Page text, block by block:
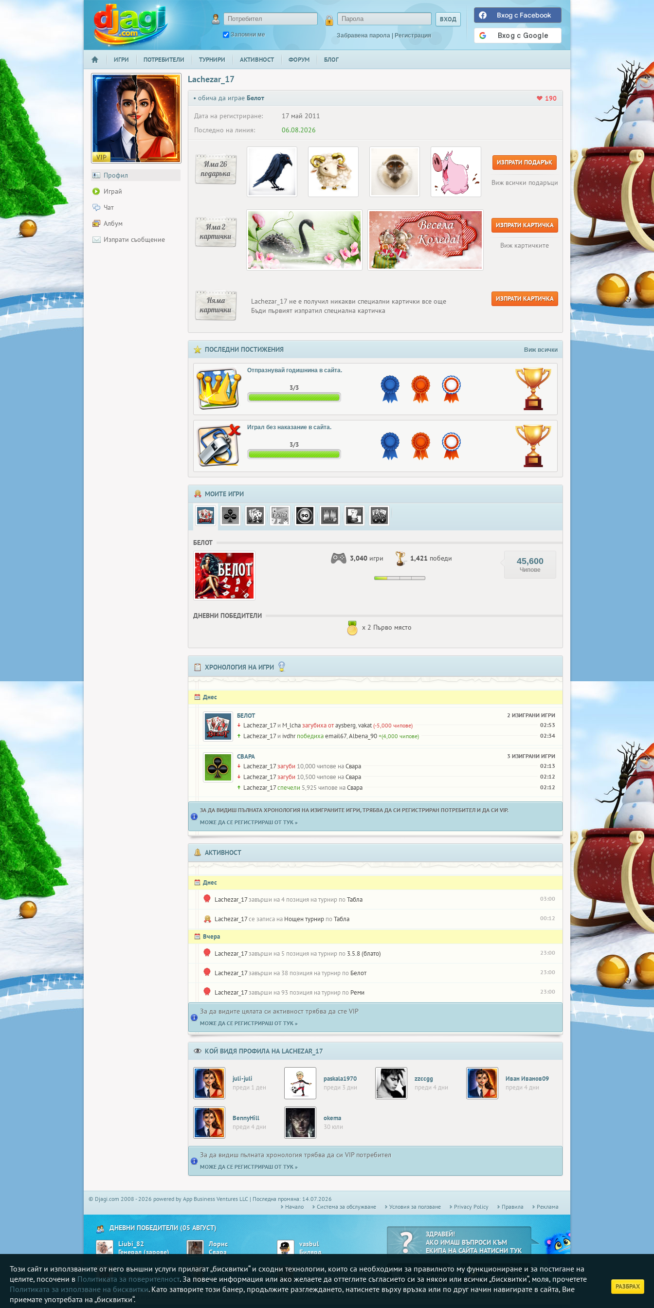
djagi.com
Запомни ме Забравена парола | Регистрация
Вход с Facebook
НАЧАЛО
ИГРИ ПОТРЕБИТЕЛИ ТУРНИРИ АКТИВНОСТ ФОРУМ БЛОГ
Профил
Играй
Чат
Албум
Изпрати съобщение
Lachezar_17
• обича да играе Белот
190
Дата на регистриране:
17 май 2011
Последно на линия:
06.08.2026
Има 26
подаръка
ИЗПРАТИ ПОДАРЪК
Виж всички подаръци
Има 2
картички
ИЗПРАТИ КАРТИЧКА
Виж картичките
Няма
картички
Lachezar_17 не е получил никакви специални картички все още
Бъди първият изпратил специална картичка
ИЗПРАТИ КАРТИЧКА
ПОСЛЕДНИ ПОСТИЖЕНИЯ Виж всички
Отпразнувай годишнина в сайта.
3/3
Играл без наказание в сайта.
3/3
МОИТЕ ИГРИ
БЕЛОТ
3,040 игри 1,421 победи 45,600
Чипове
ДНЕВНИ ПОБЕДИТЕЛИ
x 2 Първо място
ХРОНОЛОГИЯ НА ИГРИ
Днес
БЕЛОТ 2 ИЗИГРАНИ ИГРИ
Lachezar_17и M_lchaзагубиха отaysberg,vakat (-5,000 чипове) 02:53
Lachezar_17и ivdhr победихаemail67,Albena_90 +(4,000 чипове) 02:34
СВАРА 3 ИЗИГРАНИ ИГРИ
Lachezar_17загуби 10,000 чипове наСвара 02:13
Lachezar_17загуби 10,500 чипове наСвара 02:12
Lachezar_17спечели 5,925 чипове наСвара 02:12
ЗА ДА ВИДИШ ПЪЛНАТА ХРОНОЛОГИЯ НА ИЗИГРАНИТЕ ИГРИ, ТРЯБВА ДА СИ РЕГИСТРИРАН ПОТРЕБИТЕЛ И ДА СИ VIP.
МОЖЕ ДА СЕ РЕГИСТРИРАШ ОТ ТУК »
АКТИВНОСТ
Днес
Lachezar_17завърши на 4 позиция на турнир поТабла 03:00
Lachezar_17се записа на Нощен турнир поТабла 00:12
Вчера
Lachezar_17завърши на 5 позиция на турнир по 3.5.8 (блато) 23:00
Lachezar_17завърши на 38 позиция на турнир по Белот 23:00
Lachezar_17завърши на 93 позиция на турнир по Реми 23:00
За да видите цялата си активност трябва да сте VIP
МОЖЕ ДА СЕ РЕГИСТРИРАШ ОТ ТУК »
КОЙ ВИДЯ ПРОФИЛА НА LACHEZAR_17
juli-juli
преди 1 ден
paskala1970
преди 3 дни
zzccgg
преди 4 дни
Иван Иванов09
преди 4 дни
BennyHill
преди 4 дни
okema
30 юли
За да видиш пълната хронология трябва да си VIP потребител
МОЖЕ ДА СЕ РЕГИСТРИРАШ ОТ ТУК »
Този сайт и използваните от него външни услуги прилагат „бисквитки“ и сходни технологии, които са необходими за правилното му функциониране и за постигане на
целите, посочени в Политиката за поверителност. За повече информация или ако желаете да оттеглите съгласието си за някои или всички „бисквитки“, моля, прочетете
Политиката за използване на бисквитки. Като затворите този банер, продължите разглеждането, натиснете върху връзка или по друг начин навигирате в сайта, Вие
приемате употребата на „бисквитки“.
РАЗБРАХ
© Djagi.com 2008 - 2026 powered by App Business Ventures LLC | Последна промяна: 14.07.2026
Начало
Системa за обслужване Условия за ползване Privacy Policy Правила Реклама
ДНЕВНИ ПОБЕДИТЕЛИ (05 АВГУСТ)
Liubi_82
Генерал (зарове)
Лорис
Свара
vasbul
Билярд
shusha
Хавайско парти
Petar_Petr
Реми
bandalovski
Белот - Висша лига
ЗДРАВЕЙ!
АКО ИМАШ ВЪПРОСИ КЪМ
ЕКИПА НА САЙТА НАТИСНИ ТУК
В djagi.com може да играете любимите си игри като